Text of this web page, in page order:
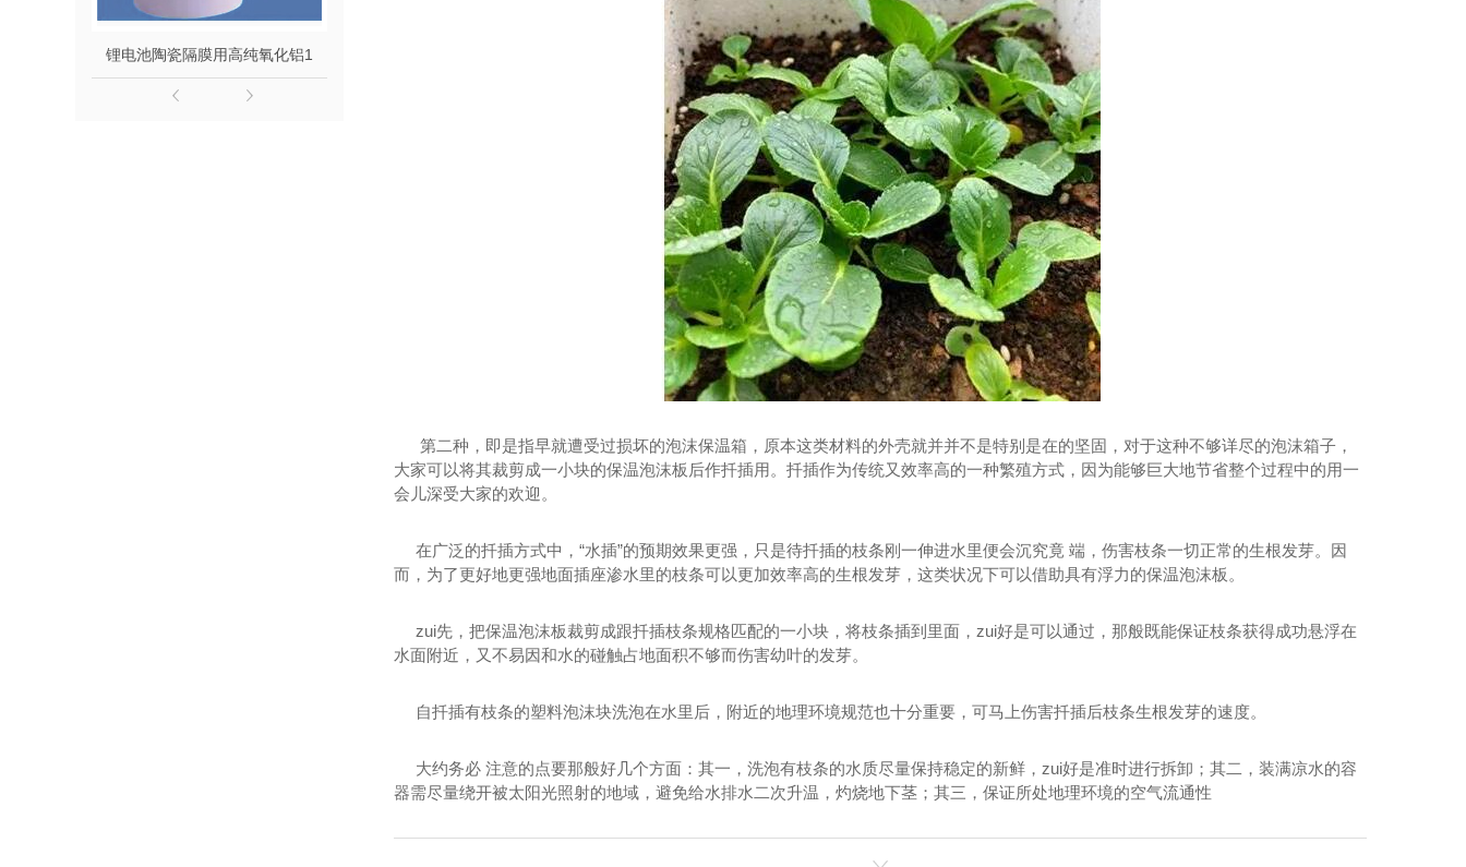
锂电池陶瓷隔膜用高纯氧化铝1 导热用系列α-氧化铝2 导热用系列α-氧化铝1
第二种，即是指早就遭受过损坏的泡沫保温箱，原本这类材料的外壳就并并不是特别是在的坚固，对于这种不够详尽的泡沫箱子，
大家可以将其裁剪成一小块的保温泡沫板后作扦插用。扦插作为传统又效率高的一种繁殖方式，因为能够巨大地节省整个过程中的用一
会儿深受大家的欢迎。
在广泛的扦插方式中，“水插”的预期效果更强，只是待扦插的枝条刚一伸进水里便会沉究竟 端，伤害枝条一切正常的生根发芽。因
而，为了更好地更强地面插座渗水里的枝条可以更加效率高的生根发芽，这类状况下可以借助具有浮力的保温泡沫板。
zui先，把保温泡沫板裁剪成跟扦插枝条规格匹配的一小块，将枝条插到里面，zui好是可以通过，那般既能保证枝条获得成功悬浮在
水面附近，又不易因和水的碰触占地面积不够而伤害幼叶的发芽。
自扦插有枝条的塑料泡沫块洗泡在水里后，附近的地理环境规范也十分重要，可马上伤害扦插后枝条生根发芽的速度。
大约务必 注意的点要那般好几个方面：其一，洗泡有枝条的水质尽量保持稳定的新鲜，zui好是准时进行拆卸；其二，装满凉水的容
器需尽量绕开被太阳光照射的地域，避免给水排水二次升温，灼烧地下茎；其三，保证所处地理环境的空气流通性